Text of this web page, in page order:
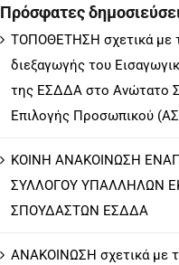
Πρόσφατες
ΤΟΠΟΘΕΤΗΣΗ σχετικά με
διεξαγωγής του
της ΕΣΔΔΑ στο Ανώτατο
Επιλογής Προσωπικού
ΚΟΙΝΗ ΑΝΑΚΟΙΝΩΣΗ
ΣΥΛΛΟΓΟΥ ΥΠΑΛΛΗΛΩΝ
ΣΠΟΥΔΑΣΤΩΝ ΕΣΔΔΑ
ΑΝΑΚΟΙΝΩΣΗ σχετικά με